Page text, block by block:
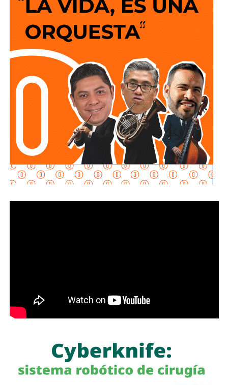
acciones realizadas con apoyo de terceros para ocultar o
Explicó que la propuesta se desarrolla en dos vertientes
principales: e stablecer de manera objetiva
determinadas conductas evasivas del deudor
alimentario
y penalizar la coparticipación de terceras
personas que, con conocimiento de la obligación
existente, contribuyan a impedir su cumplimiento.
La diputada María Dolores Robles Chairez destacó que la
modificación busca brindar mayores herramientas jurídicas
para proteger el derecho de niñas, niños y demás
personas acreedoras alimentarias, evitando que
maniobras de carácter patrimonial sean utilizadas para
establecidas por la autoridad judicial.
durante periodos relacionados con procesos familiares y
la transferencia de bienes a familiares o personas de
confianza que actúan como titulares aparentes.